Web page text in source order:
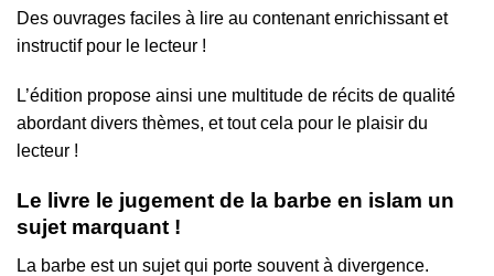
Des ouvrages faciles à lire au contenant enrichissant et
instructif pour le lecteur !
L’édition propose ainsi une multitude de récits de qualité
abordant divers thèmes, et tout cela pour le plaisir du
lecteur !
Le livre le jugement de la barbe en islam un
sujet marquant !
La barbe est un sujet qui porte souvent à divergence.